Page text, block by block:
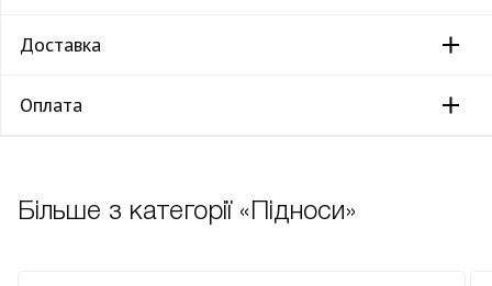
Доставка
Оплата
Більше з категорії «Підноси»